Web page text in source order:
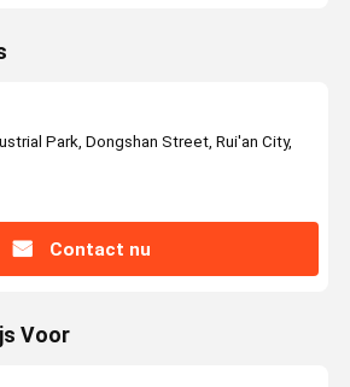
Park, Dongshan Street, Rui'an City,
Contact nu
Voor